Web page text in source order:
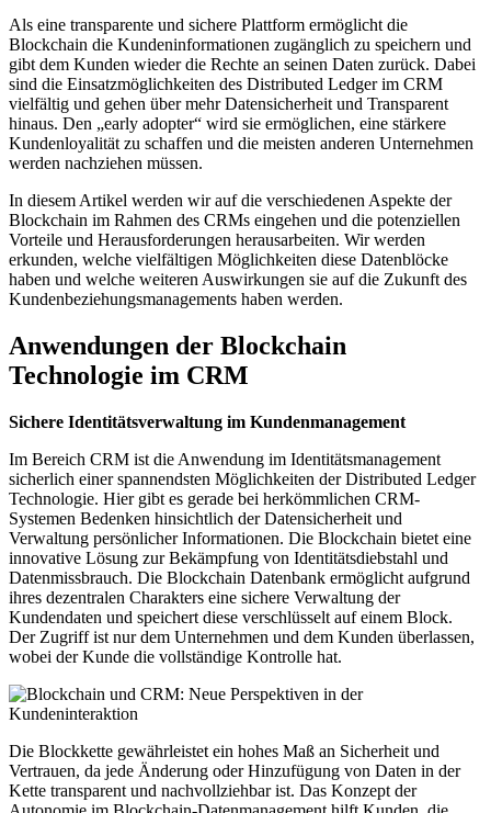
Als eine transparente und sichere Plattform ermöglicht die
Blockchain die Kundeninformationen zugänglich zu speichern und
gibt dem Kunden wieder die Rechte an seinen Daten zurück. Dabei
sind die Einsatzmöglichkeiten des Distributed Ledger im CRM
vielfältig und gehen über mehr Datensicherheit und Transparent
hinaus. Den „early adopter“ wird sie ermöglichen, eine stärkere
Kundenloyalität zu schaffen und die meisten anderen Unternehmen
werden nachziehen müssen.
In diesem Artikel werden wir auf die verschiedenen Aspekte der
Blockchain im Rahmen des CRMs eingehen und die potenziellen
Vorteile und Herausforderungen herausarbeiten. Wir werden
erkunden, welche vielfältigen Möglichkeiten diese Datenblöcke
haben und welche weiteren Auswirkungen sie auf die Zukunft des
Kundenbeziehungsmanagements haben werden.
Anwendungen der Blockchain
Technologie im CRM
Sichere Identitätsverwaltung im Kundenmanagement
Im Bereich CRM ist die Anwendung im Identitätsmanagement
sicherlich einer spannendsten Möglichkeiten der Distributed Ledger
Technologie. Hier gibt es gerade bei herkömmlichen CRM-
Systemen Bedenken hinsichtlich der Datensicherheit und
Verwaltung persönlicher Informationen. Die Blockchain bietet eine
innovative Lösung zur Bekämpfung von Identitätsdiebstahl und
Datenmissbrauch. Die Blockchain Datenbank ermöglicht aufgrund
ihres dezentralen Charakters eine sichere Verwaltung der
Kundendaten und speichert diese verschlüsselt auf einem Block.
Der Zugriff ist nur dem Unternehmen und dem Kunden überlassen,
wobei der Kunde die vollständige Kontrolle hat.
Die Blockkette gewährleistet ein hohes Maß an Sicherheit und
Vertrauen, da jede Änderung oder Hinzufügung von Daten in der
Kette transparent und nachvollziehbar ist. Das Konzept der